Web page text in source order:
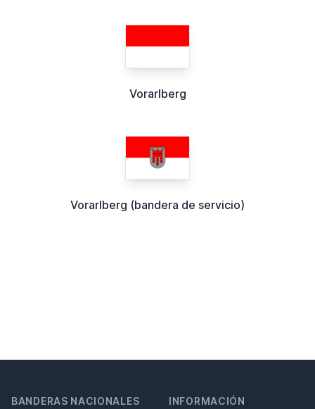
Vorarlberg
Vorarlberg (bandera de servicio)
BANDERAS NACIONALES INFORMACIÓN